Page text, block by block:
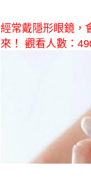
經常戴隱形眼鏡，
來！ 觀看人數：